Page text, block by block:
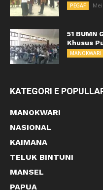
PEGAF
51 BUMN
Khusus
MANOKWARI
KATEGORI E
MANOKWARI
NASIONAL
KAIMANA
TELUK BINTUNI
MANSEL
PAPUA